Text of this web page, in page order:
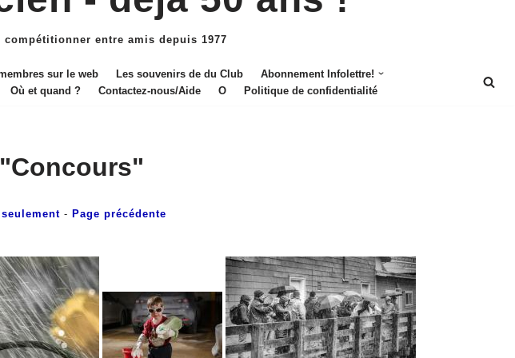
entre amis depuis 1977
sur le web Les souvenirs de du Club
Abonnement Infolettre!
Où et quand ? Contactez-nous/Aide O Politique de confidentialité
- Page précédente